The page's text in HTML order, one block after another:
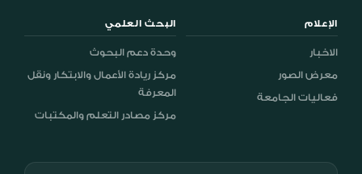
الإعلام
الاخبار
معرض الصور
فعاليات الجامعة
البحث العلمي
وحدة دعم البحوث
مركز ريادة الأعمال والابتكار ونقل
المعرفة
مركز مصادر التعلم والمكتبات